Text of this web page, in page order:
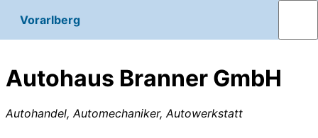
Vorarlberg
Autohaus Branner GmbH
Autohandel, Automechaniker, Autowerkstatt